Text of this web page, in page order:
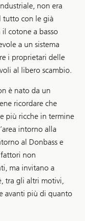
non era
tutto con le già
cotone a basso
a un sistema
i proprietari delle
al libero scambio.
è nato da un
ricordare che
più ricche in termine
intorno alla
al Donbass e
non
ma invitano a
tra gli altri motivi,
avanti più di quanto